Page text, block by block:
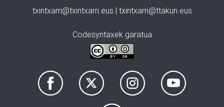
txintxarri@txintxarri.eus | txintxarri@ttakun.eus
Codesyntaxek garatua